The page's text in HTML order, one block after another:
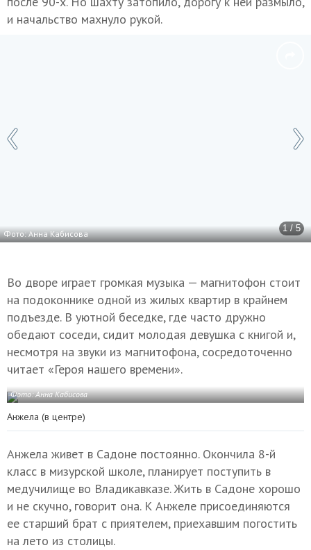
и начальство махнуло рукой.
1 / 5
Фото: Анна Кабисова
Во дворе играет громкая музыка — магнитофон стоит
на подоконнике одной из жилых квартир в крайнем
подъезде. В уютной беседке, где часто дружно
обедают соседи, сидит молодая девушка с книгой и,
несмотря на звуки из магнитофона, сосредоточенно
читает «Героя нашего времени».
Фото: Анна Кабисова
Анжела (в центре)
Анжела живет в Садоне постоянно. Окончила 8-й
класс в мизурской школе, планирует поступить в
медучилище во Владикавказе. Жить в Садоне хорошо
и не скучно, говорит она. К Анжеле присоединяются
ее старший брат с приятелем, приехавшим погостить
на лето из столицы.